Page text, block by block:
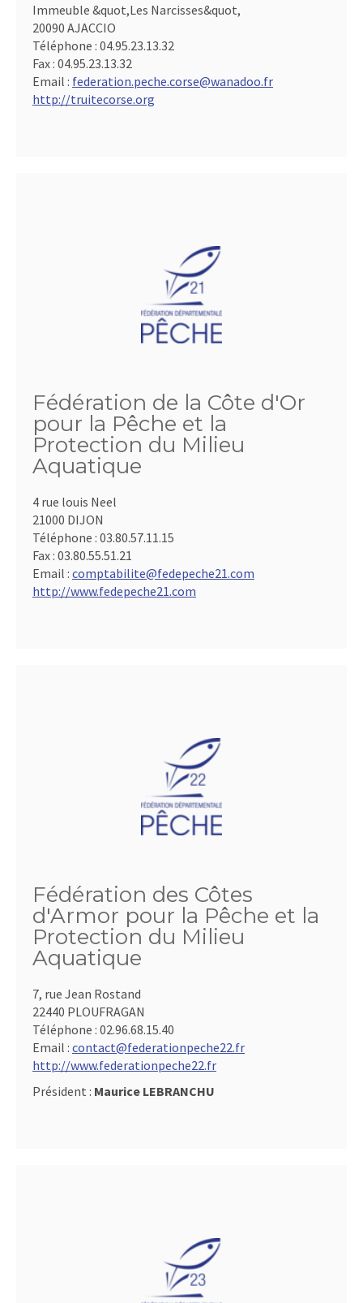
Immeuble &quot,Les Narcisses&quot,
20090 AJACCIO
Téléphone : 04.95.23.13.32
Fax : 04.95.23.13.32
Email : federation.peche.corse@wanadoo.fr
http://truitecorse.org
Fédération de la Côte d'Or
pour la Pêche et la
Protection du Milieu
Aquatique
4 rue louis Neel
21000 DIJON
Téléphone : 03.80.57.11.15
Fax : 03.80.55.51.21
Email : comptabilite@fedepeche21.com
http://www.fedepeche21.com
Fédération des Côtes
d'Armor pour la Pêche et la
Protection du Milieu
Aquatique
7, rue Jean Rostand
22440 PLOUFRAGAN
Téléphone : 02.96.68.15.40
Email : contact@federationpeche22.fr
http://www.federationpeche22.fr
Président : Maurice LEBRANCHU